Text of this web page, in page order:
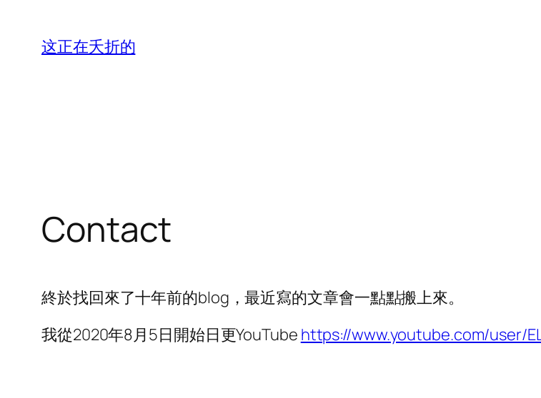
这正在夭折的
Contact
終於找回來了十年前的blog，最近寫的文章會一點點搬上來。
我從2020年8月5日開始日更YouTube https://www.youtube.com/user/